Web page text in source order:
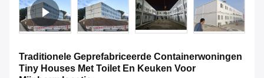
Traditionele Geprefabriceerde Containerwoningen
Tiny Houses Met Toilet En Keuken Voor